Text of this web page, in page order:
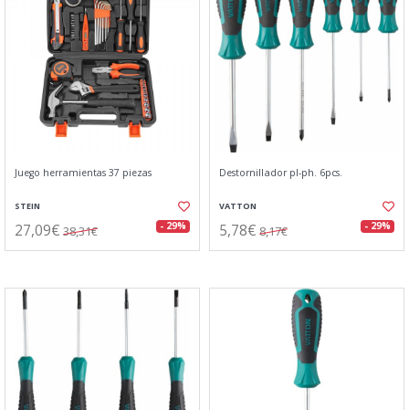
Juego herramientas 37 piezas
STEIN
27,09€ 38,31€ - 29%
Destornillador pl-ph. 6pcs.
VATTON
5,78€ 8,17€ - 29%